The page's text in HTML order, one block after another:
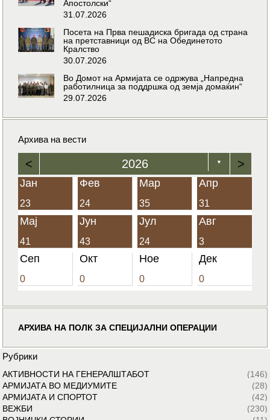
Апостолски“
31.07.2026
Посета на Прва пешадиска бригада од страна
на претставници од ВС на Обединетото
Кралство
30.07.2026
Во Домот на Армијата се одржува „Напредна
работилница за поддршка од земја домаќин“
29.07.2026
Архива на вести
< 2026 ▼ >
Јан
23
Фев
24
Мар
35
Апр
31
Мај
41
Јун
43
Јул
24
Авг
3
Сеп
0
Окт
0
Ное
0
Дек
0
АРХИВА НА ПОЛК ЗА СПЕЦИЈАЛНИ ОПЕРАЦИИ
Рубрики
АКТИВНОСТИ НА ГЕНЕРАЛШТАБОТ
(146)
АРМИЈАТА ВО МЕДИУМИТЕ
(28)
АРМИЈАТА И СПОРТОТ
(42)
ВЕЖБИ
(230)